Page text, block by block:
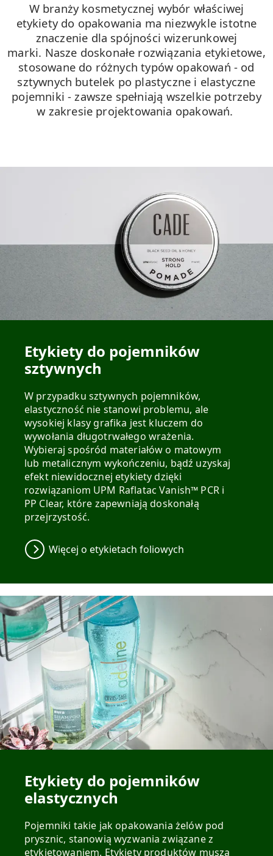
W branży kosmetycznej wybór właściwej
etykiety do opakowania ma niezwykle istotne
znaczenie dla spójności wizerunkowej
marki. Nasze doskonałe rozwiązania etykietowe,
stosowane do różnych typów opakowań - od
sztywnych butelek po plastyczne i elastyczne
pojemniki - zawsze spełniają wszelkie potrzeby
w zakresie projektowania opakowań.
Etykiety do pojemników
sztywnych
W przypadku sztywnych pojemników,
elastyczność nie stanowi problemu, ale
wysokiej klasy grafika jest kluczem do
wywołania długotrwałego wrażenia.
Wybieraj spośród materiałów o matowym
lub metalicznym wykończeniu, bądź uzyskaj
efekt niewidocznej etykiety dzięki
rozwiązaniom UPM Raflatac Vanish™ PCR i
PP Clear, które zapewniają doskonałą
przejrzystość.
Więcej o etykietach foliowych
Etykiety do pojemników
elastycznych
Pojemniki takie jak opakowania żelów pod
prysznic, stanowią wyzwania związane z
etykietowaniem. Etykiety produktów muszą